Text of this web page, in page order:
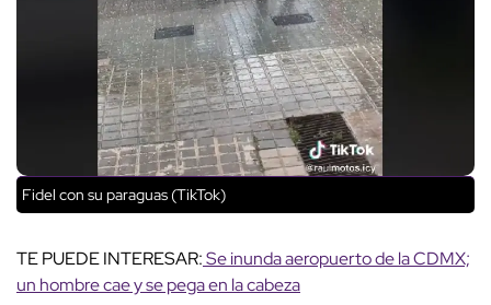
Fidel con su paraguas (TikTok)
TE PUEDE INTERESAR:Se inunda aeropuerto de la CDMX;
un hombre cae y se pega en la cabeza